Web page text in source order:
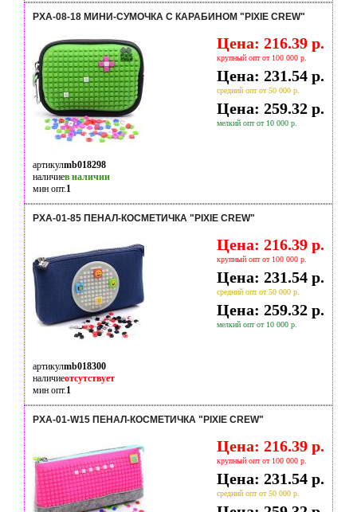
PXA-08-18 МИНИ-СУМОЧКА С КАРАБИНОМ "PIXIE CREW"
Цена: 216.39 р.
крупный опт от 100 000 р.
Цена: 231.54 р.
средний опт от 50 000 р.
Цена: 259.32 р.
мелкий опт от 10 000 р.
артикулmb018298
наличиев наличии
мин опт.1
PXA-01-85 ПЕНАЛ-КОСМЕТИЧКА "PIXIE CREW"
Цена: 216.39 р.
крупный опт от 100 000 р.
Цена: 231.54 р.
средний опт от 50 000 р.
Цена: 259.32 р.
мелкий опт от 10 000 р.
артикулmb018300
наличиеотсутствует
мин опт.1
PXA-01-W15 ПЕНАЛ-КОСМЕТИЧКА "PIXIE CREW"
Цена: 216.39 р.
крупный опт от 100 000 р.
Цена: 231.54 р.
средний опт от 50 000 р.